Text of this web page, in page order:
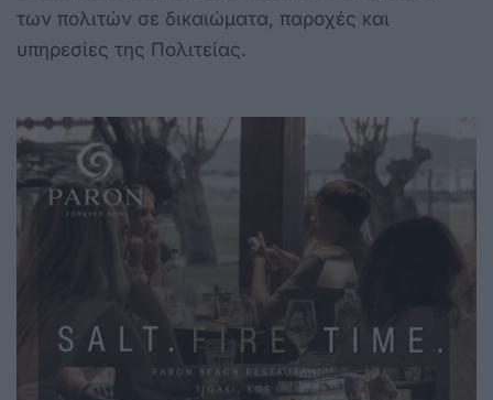
των πολιτών σε δικαιώματα, παροχές και
υπηρεσίες της Πολιτείας.